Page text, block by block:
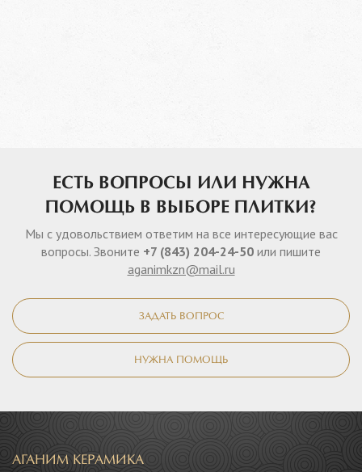
ЕСТЬ ВОПРОСЫ ИЛИ НУЖНА
ПОМОЩЬ В ВЫБОРЕ ПЛИТКИ?
Мы с удовольствием ответим на все интересующие вас
вопросы. Звоните +7 (843) 204-24-50 или пишите
aganimkzn@mail.ru
ЗАДАТЬ ВОПРОС
НУЖНА ПОМОЩЬ
АГАНИМ КЕРАМИКА